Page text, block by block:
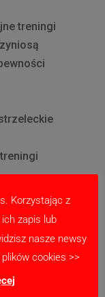
treningi
z
Korzystając z
zapis lub
nasze newsy
cookies >>